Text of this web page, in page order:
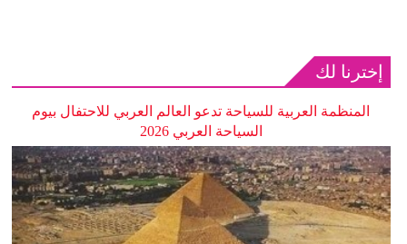
إخترنا لك
المنظمة العربية للسياحة تدعو العالم العربي للاحتفال بيوم
السياحة العربي 2026